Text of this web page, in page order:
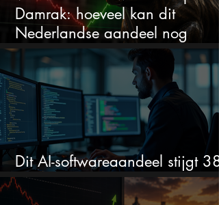
Damrak: hoeveel kan dit
Nederlandse aandeel nog
stijgen?
Dit AI-softwareaandeel stijgt
en zet de SaaS-crash op zijn